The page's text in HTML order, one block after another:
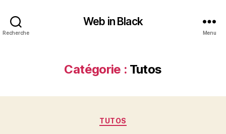
Recherche
Web in Black
Menu
Catégorie : Tutos
Catégories
TUTOS